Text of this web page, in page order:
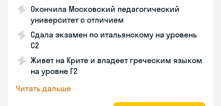
Окончила Московский педагогический
университет с отличием
Сдала экзамен по итальянскому на уровень
С2
Живет на Крите и владеет греческим языком
на уровне Г2
Читать дальше